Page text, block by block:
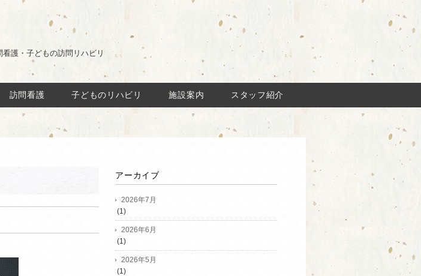
護・子どもの訪問リハビリ
訪問看護 子どものリハビリ 施設案内 スタッフ紹介
アーカイブ
2026年7月
(1)
2026年6月
(1)
2026年5月
(1)